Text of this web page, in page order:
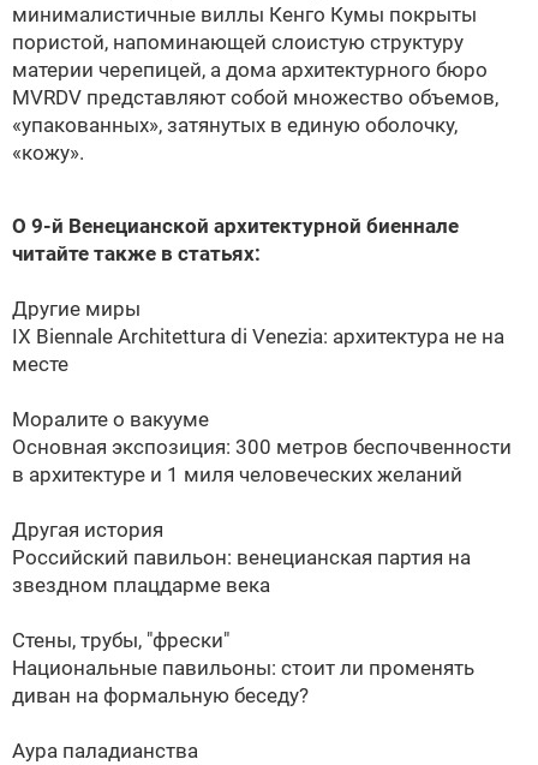
минималистичные виллы Кенго Кумы покрыты
пористой, напоминающей слоистую структуру
материи черепицей, а дома архитектурного бюро
MVRDV представляют собой множество объемов,
«упакованных», затянутых в единую оболочку,
«кожу».
О 9-й Венецианской архитектурной биеннале
читайте также в статьях:
Другие миры
IX Biennale Architettura di Venezia: архитектура не на
месте
Моралите о вакууме
Основная экспозиция: 300 метров беспочвенности
в архитектуре и 1 миля человеческих желаний
Другая история
Российский павильон: венецианская партия на
звездном плацдарме века
Стены, трубы, "фрески"
Национальные павильоны: стоит ли променять
диван на формальную беседу?
Аура паладианства